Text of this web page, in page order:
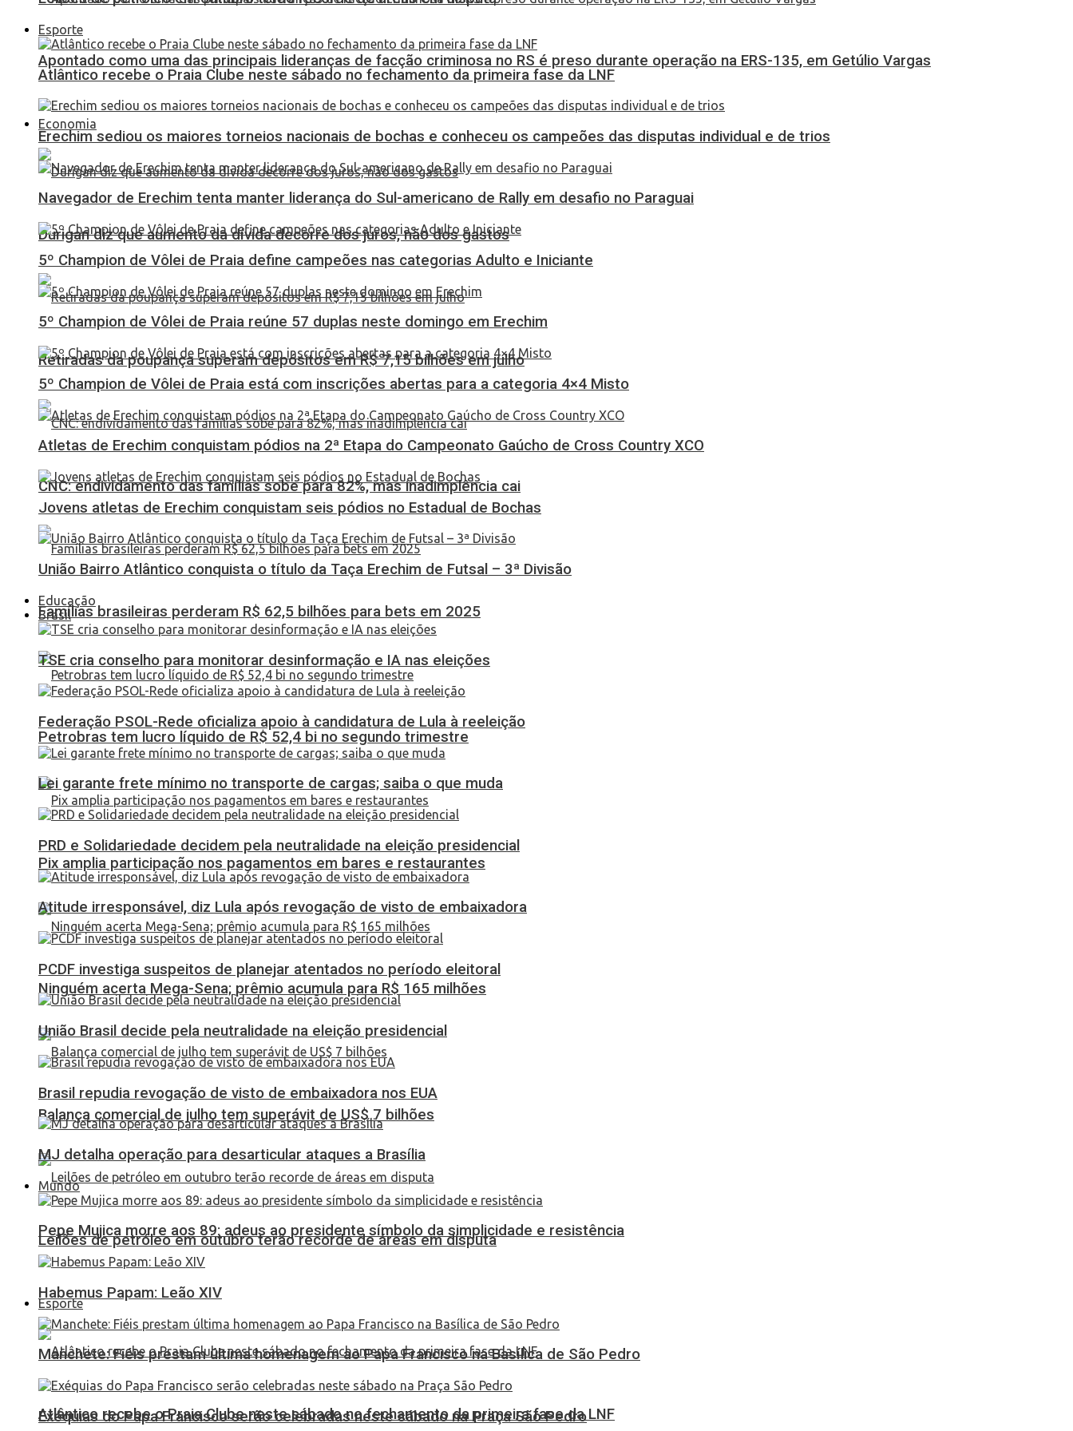
Apontado como uma das principais lideranças de facção criminosa no RS é preso durante operação na ERS-135, em Getúlio Vargas
Economia
Durigan diz que aumento da dívida decorre dos juros, não dos gastos
Retiradas da poupança superam depósitos em R$ 7,15 bilhões em julho
CNC: endividamento das famílias sobe para 82%, mas inadimplência cai
Famílias brasileiras perderam R$ 62,5 bilhões para bets em 2025
Petrobras tem lucro líquido de R$ 52,4 bi no segundo trimestre
Pix amplia participação nos pagamentos em bares e restaurantes
Ninguém acerta Mega-Sena; prêmio acumula para R$ 165 milhões
Balança comercial de julho tem superávit de US$ 7 bilhões
Leilões de petróleo em outubro terão recorde de áreas em disputa
Esporte
Atlântico recebe o Praia Clube neste sábado no fechamento da primeira fase da LNF
Esporte
Atlântico recebe o Praia Clube neste sábado no fechamento da primeira fase da LNF
Erechim sediou os maiores torneios nacionais de bochas e conheceu os campeões das disputas individual e de trios
Navegador de Erechim tenta manter liderança do Sul-americano de Rally em desafio no Paraguai
5º Champion de Vôlei de Praia define campeões nas categorias Adulto e Iniciante
5º Champion de Vôlei de Praia reúne 57 duplas neste domingo em Erechim
5º Champion de Vôlei de Praia está com inscrições abertas para a categoria 4×4 Misto
Atletas de Erechim conquistam pódios na 2ª Etapa do Campeonato Gaúcho de Cross Country XCO
Jovens atletas de Erechim conquistam seis pódios no Estadual de Bochas
União Bairro Atlântico conquista o título da Taça Erechim de Futsal – 3ª Divisão
Educação
Brasil
TSE cria conselho para monitorar desinformação e IA nas eleições
Federação PSOL-Rede oficializa apoio à candidatura de Lula à reeleição
Lei garante frete mínimo no transporte de cargas; saiba o que muda
PRD e Solidariedade decidem pela neutralidade na eleição presidencial
Atitude irresponsável, diz Lula após revogação de visto de embaixadora
PCDF investiga suspeitos de planejar atentados no período eleitoral
União Brasil decide pela neutralidade na eleição presidencial
Brasil repudia revogação de visto de embaixadora nos EUA
MJ detalha operação para desarticular ataques a Brasília
Mundo
Pepe Mujica morre aos 89: adeus ao presidente símbolo da simplicidade e resistência
Habemus Papam: Leão XIV
Manchete: Fiéis prestam última homenagem ao Papa Francisco na Basílica de São Pedro
Exéquias do Papa Francisco serão celebradas neste sábado na Praça São Pedro